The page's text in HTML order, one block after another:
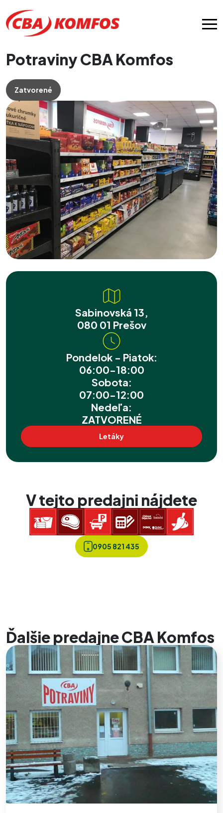
Potraviny CBA Komfos
Zatvorené
Sabinovská 13,
080 01 Prešov
Pondelok - Piatok:
06:00-18:00
Sobota:
07:00-12:00
Nedeľa:
ZATVORENÉ
Letáky
V tejto predajni nájdete
0905 821 435
Ďalšie predajne CBA Komfos